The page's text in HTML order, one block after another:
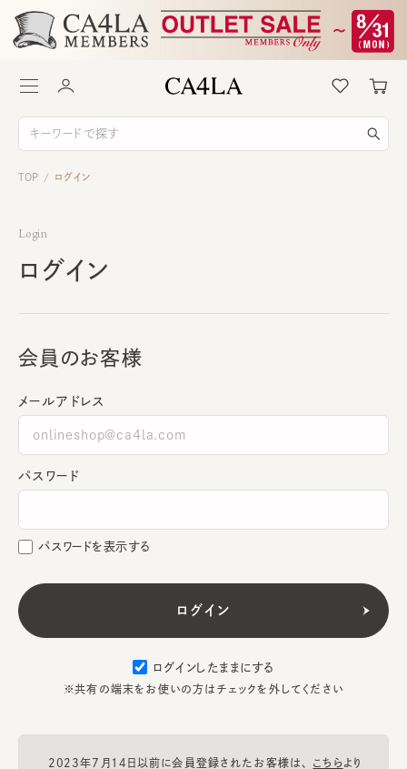
TOP / ログイン
Login
ログイン
会員のお客様
メールアドレス
パスワード
パスワードを表示する
ログインしたままにする
※共有の端末をお使いの方はチェックを外してください
2023年7月14日以前に会員登録されたお客様は、 こちらより